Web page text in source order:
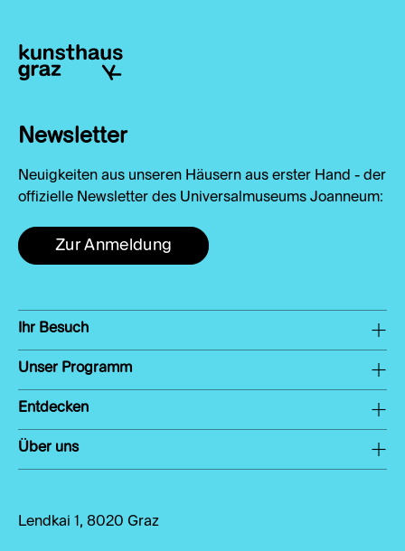
Newsletter
Neuigkeiten aus unseren Häusern aus erster Hand - der
offizielle Newsletter des Universalmuseums Joanneum:
Zur Anmeldung
Ihr Besuch
Unser Programm
Entdecken
Über uns
Lendkai 1, 8020 Graz